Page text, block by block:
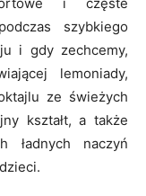
szybkiego
i gdy zechcemy,
lemoniady,
ze świeżych
kształt, a także
ładnych naczyń